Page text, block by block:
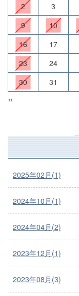
2
3
9
10
16
17
23
24
30
31
«
2025年02月(1)
2024年10月(1)
2024年04月(2)
2023年12月(1)
2023年08月(3)